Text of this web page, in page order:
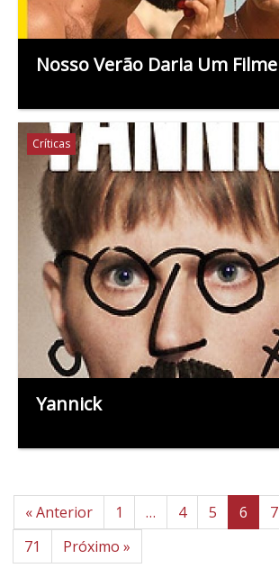
Nosso Verão Daria Um Filme
Críticas
Yannick
« Anterior 1 … 4 5 6 7
71
Próximo »